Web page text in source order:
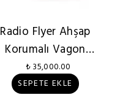
Radio Flyer Ahşap
Korumalı Vagon
Model 22
₺ 35,000.00
SEPETE EKLE